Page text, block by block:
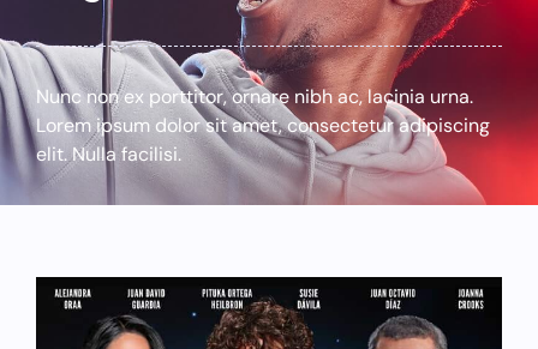
Nunc non ex porttitor, ornare nibh ac, lacinia urna.
Lorem ipsum dolor sit amet, consectetur adipiscing
elit. Nulla facilisi.